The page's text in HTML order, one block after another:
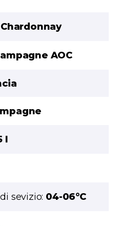
Chardonnay
AOC
l
sevizio: 04-06°C